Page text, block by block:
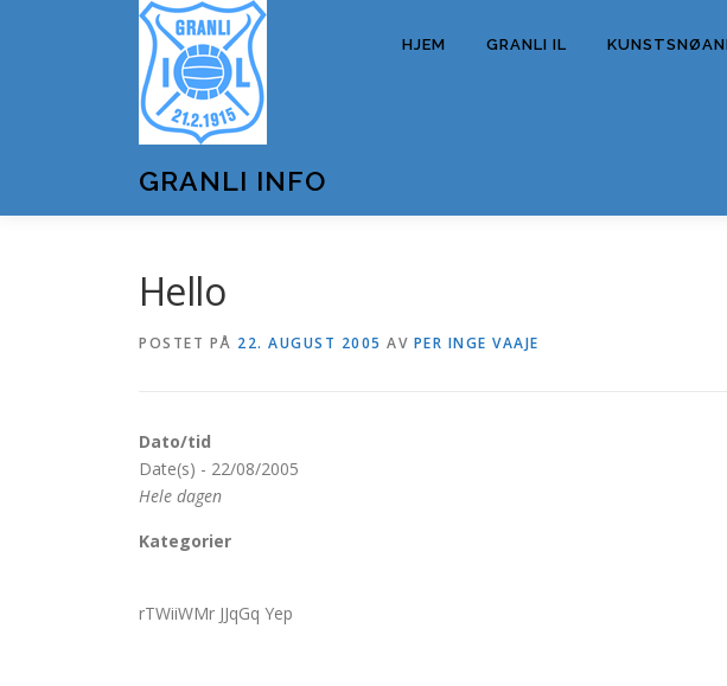
GRANLI INFO
HJEM GRANLI IL
Hello
POSTET PÅ 22. AUGUST 2005 AV PER INGE VAAJE
Dato/tid
Date(s) - 22/08/2005
Hele dagen
Kategorier
rTWiiWMr JJqGq Yep